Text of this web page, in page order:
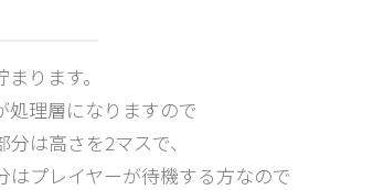
ります。
処理層になりますので
は高さを2マスで、
プレイヤーが待機する方なので